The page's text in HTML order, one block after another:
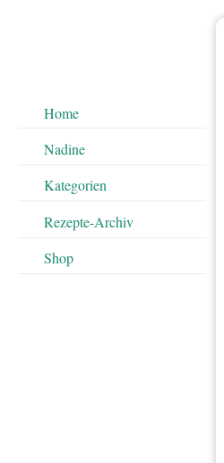
Home
Nadine
Kategorien
Rezepte-Archiv
Shop